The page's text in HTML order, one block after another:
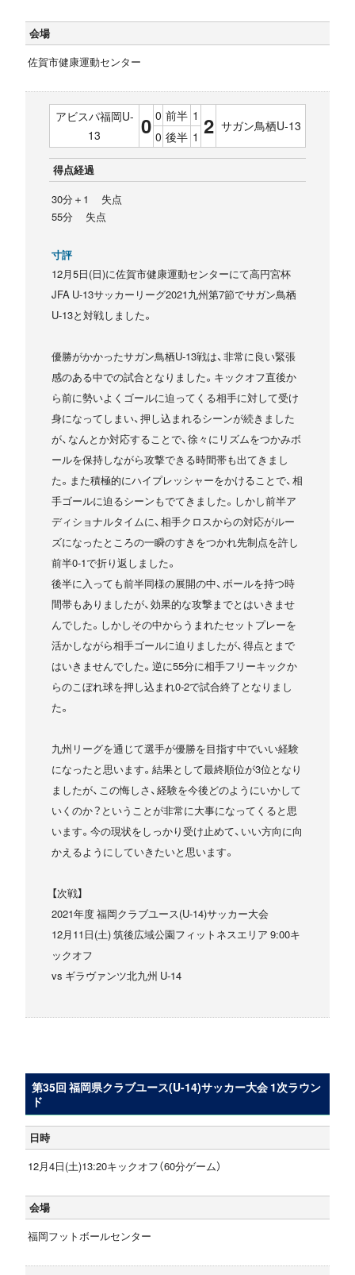
会場
佐賀市健康運動センター
アビスパ福岡U-
13
0 0 前半 1 2 サガン鳥栖U-13
0 後半 1
得点経過
30分＋1 失点
55分 失点
寸評
12月5日(日)に佐賀市健康運動センターにて高円宮杯
JFA U-13サッカーリーグ2021九州第7節でサガン鳥栖
U-13と対戦しました。
優勝がかかったサガン鳥栖U-13戦は、非常に良い緊張
感のある中での試合となりました。キックオフ直後か
ら前に勢いよくゴールに迫ってくる相手に対して受け
身になってしまい、押し込まれるシーンが続きました
が、なんとか対応することで、徐々にリズムをつかみボ
ールを保持しながら攻撃できる時間帯も出てきまし
た。また積極的にハイプレッシャーをかけることで、相
手ゴールに迫るシーンもでてきました。しかし前半ア
ディショナルタイムに、相手クロスからの対応がルー
ズになったところの一瞬のすきをつかれ先制点を許し
前半0-1で折り返しました。
後半に入っても前半同様の展開の中、ボールを持つ時
間帯もありましたが、効果的な攻撃までとはいきませ
んでした。しかしその中からうまれたセットプレーを
活かしながら相手ゴールに迫りましたが、得点とまで
はいきませんでした。逆に55分に相手フリーキックか
らのこぼれ球を押し込まれ0-2で試合終了となりまし
た。
九州リーグを通じて選手が優勝を目指す中でいい経験
になったと思います。結果として最終順位が3位となり
ましたが、この悔しさ、経験を今後どのようにいかして
いくのか？ということが非常に大事になってくると思
います。今の現状をしっかり受け止めて、いい方向に向
かえるようにしていきたいと思います。
【次戦】
2021年度 福岡クラブユース(U-14)サッカー大会
12月11日(土) 筑後広域公園フィットネスエリア 9:00キ
ックオフ
vs ギラヴァンツ北九州 U-14
第35回 福岡県クラブユース(U-14)サッカー大会 1次ラウン
ド
日時
12月4日(土)13:20キックオフ（60分ゲーム）
会場
福岡フットボールセンター